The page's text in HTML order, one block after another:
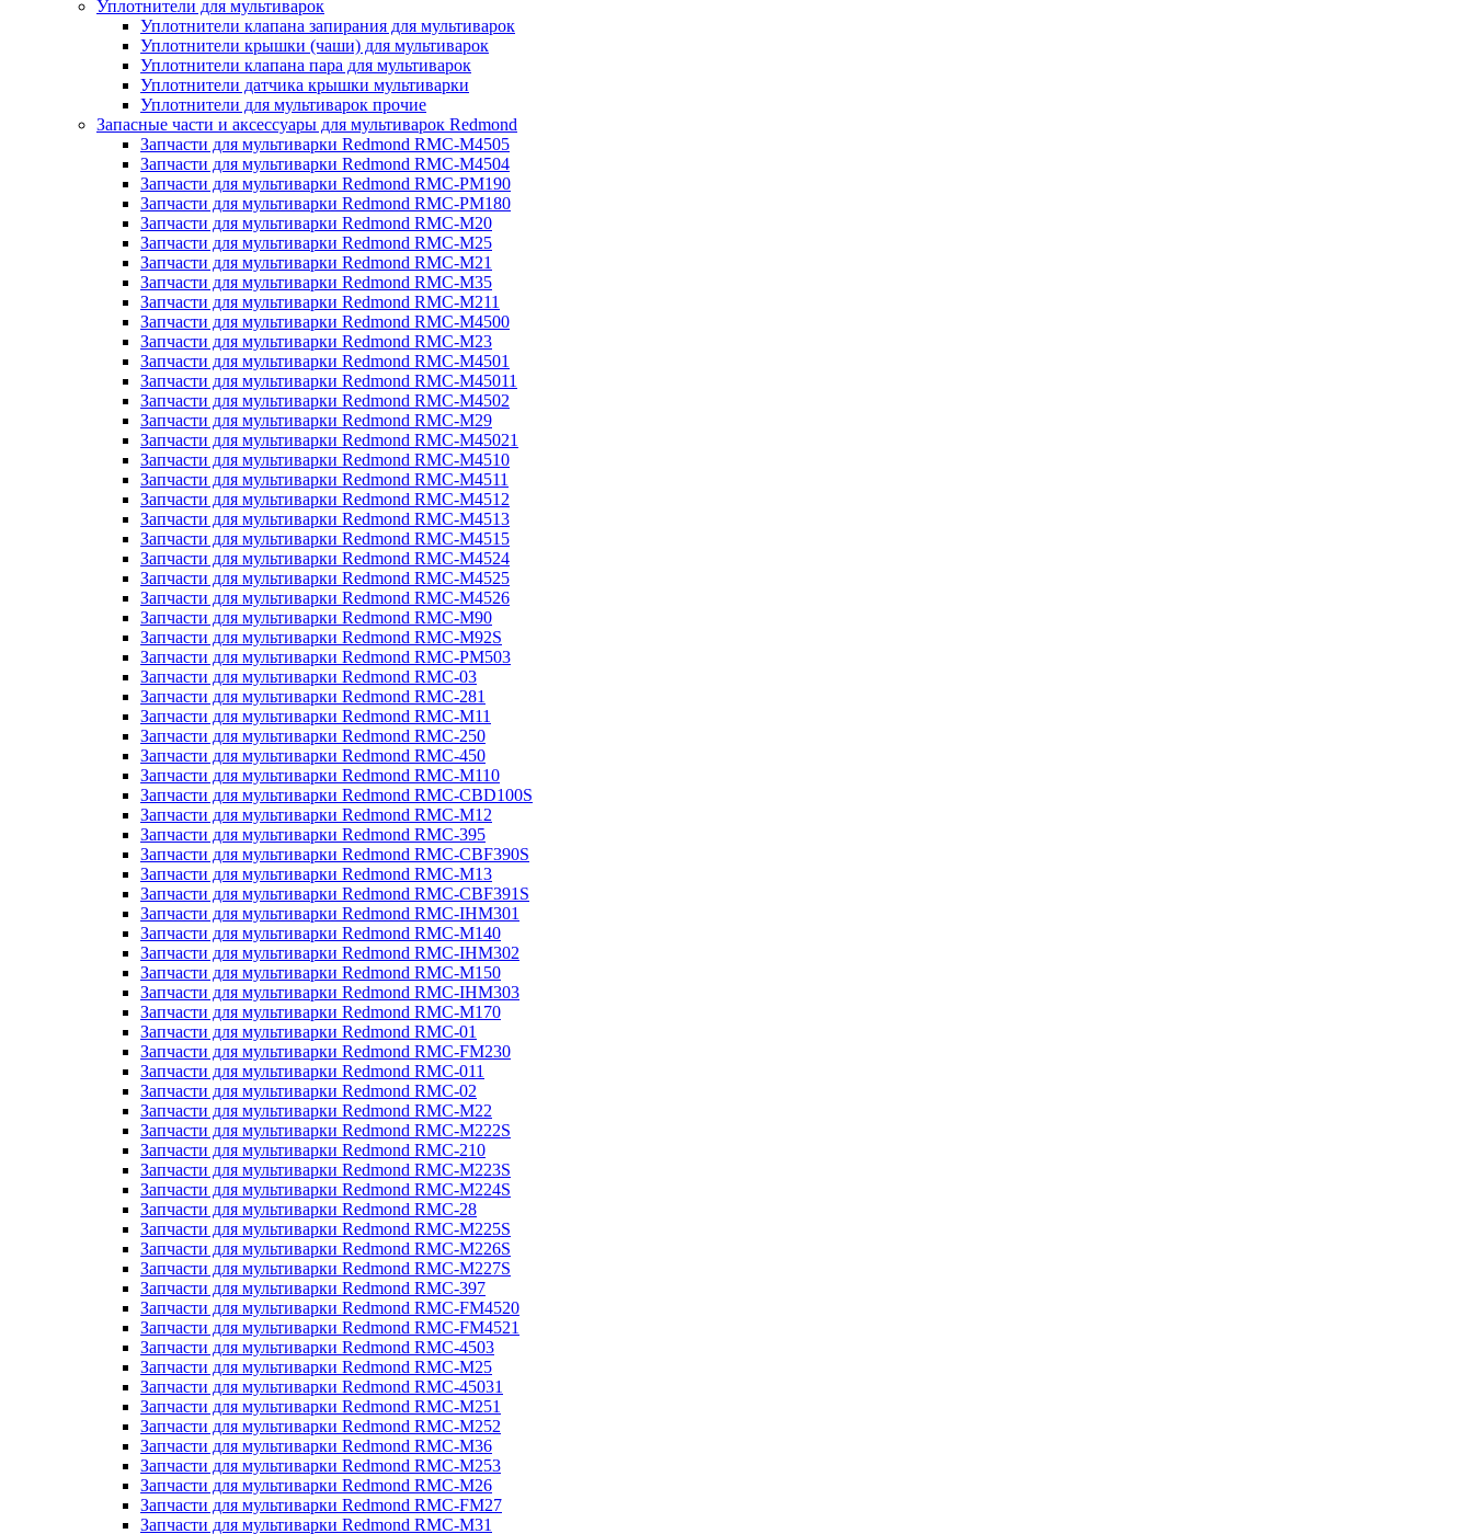
Уплотнители для мультиварок
Уплотнители клапана запирания для мультиварок
Уплотнители крышки (чаши) для мультиварок
Уплотнители клапана пара для мультиварок
Уплотнители датчика крышки мультиварки
Уплотнители для мультиварок прочие
Запасные части и аксессуары для мультиварок Redmond
Запчасти для мультиварки Redmond RMC-M4505
Запчасти для мультиварки Redmond RMC-M4504
Запчасти для мультиварки Redmond RMC-PM190
Запчасти для мультиварки Redmond RMC-PM180
Запчасти для мультиварки Redmond RMC-M20
Запчасти для мультиварки Redmond RMC-M25
Запчасти для мультиварки Redmond RMC-M21
Запчасти для мультиварки Redmond RMC-M35
Запчасти для мультиварки Redmond RMC-M211
Запчасти для мультиварки Redmond RMC-M4500
Запчасти для мультиварки Redmond RMC-M23
Запчасти для мультиварки Redmond RMC-M4501
Запчасти для мультиварки Redmond RMC-M45011
Запчасти для мультиварки Redmond RMC-M4502
Запчасти для мультиварки Redmond RMC-M29
Запчасти для мультиварки Redmond RMC-M45021
Запчасти для мультиварки Redmond RMC-M4510
Запчасти для мультиварки Redmond RMC-M4511
Запчасти для мультиварки Redmond RMC-M4512
Запчасти для мультиварки Redmond RMC-M4513
Запчасти для мультиварки Redmond RMC-M4515
Запчасти для мультиварки Redmond RMC-M4524
Запчасти для мультиварки Redmond RMC-M4525
Запчасти для мультиварки Redmond RMC-M4526
Запчасти для мультиварки Redmond RMC-M90
Запчасти для мультиварки Redmond RMC-M92S
Запчасти для мультиварки Redmond RMC-PM503
Запчасти для мультиварки Redmond RMC-03
Запчасти для мультиварки Redmond RMC-281
Запчасти для мультиварки Redmond RMC-M11
Запчасти для мультиварки Redmond RMC-250
Запчасти для мультиварки Redmond RMC-450
Запчасти для мультиварки Redmond RMC-M110
Запчасти для мультиварки Redmond RMC-CBD100S
Запчасти для мультиварки Redmond RMC-M12
Запчасти для мультиварки Redmond RMC-395
Запчасти для мультиварки Redmond RMC-CBF390S
Запчасти для мультиварки Redmond RMC-M13
Запчасти для мультиварки Redmond RMC-CBF391S
Запчасти для мультиварки Redmond RMC-IHM301
Запчасти для мультиварки Redmond RMC-M140
Запчасти для мультиварки Redmond RMC-IHM302
Запчасти для мультиварки Redmond RMC-M150
Запчасти для мультиварки Redmond RMC-IHM303
Запчасти для мультиварки Redmond RMC-M170
Запчасти для мультиварки Redmond RMC-01
Запчасти для мультиварки Redmond RMC-FM230
Запчасти для мультиварки Redmond RMC-011
Запчасти для мультиварки Redmond RMC-02
Запчасти для мультиварки Redmond RMC-M22
Запчасти для мультиварки Redmond RMC-M222S
Запчасти для мультиварки Redmond RMC-210
Запчасти для мультиварки Redmond RMC-M223S
Запчасти для мультиварки Redmond RMC-M224S
Запчасти для мультиварки Redmond RMC-28
Запчасти для мультиварки Redmond RMC-M225S
Запчасти для мультиварки Redmond RMC-M226S
Запчасти для мультиварки Redmond RMC-M227S
Запчасти для мультиварки Redmond RMC-397
Запчасти для мультиварки Redmond RMC-FM4520
Запчасти для мультиварки Redmond RMC-FM4521
Запчасти для мультиварки Redmond RMC-4503
Запчасти для мультиварки Redmond RMC-M25
Запчасти для мультиварки Redmond RMC-45031
Запчасти для мультиварки Redmond RMC-M251
Запчасти для мультиварки Redmond RMC-M252
Запчасти для мультиварки Redmond RMC-M36
Запчасти для мультиварки Redmond RMC-M253
Запчасти для мультиварки Redmond RMC-M26
Запчасти для мультиварки Redmond RMC-FM27
Запчасти для мультиварки Redmond RMC-M31